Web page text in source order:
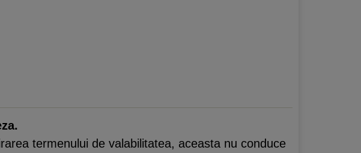
termenului de valabilitatea, aceasta nu conduce